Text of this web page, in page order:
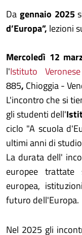
Da gennaio 2025
d’Europa”, lezioni
Mercoledì 12
l'Istituto
885, Chioggia -
L'incontro che si
gli studenti dell'
ciclo "A scuola
ultimi anni di
La durata dell'
europee trattate
europea,
futuro dell'Europa.
Nel 2025 gli